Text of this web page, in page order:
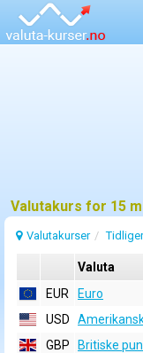
Valutakurs for 15
Valutakurser
Valuta
EUR
Euro
USD
GBP
Britiske